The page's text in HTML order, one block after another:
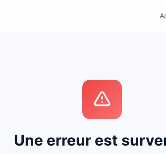
Une erreur est